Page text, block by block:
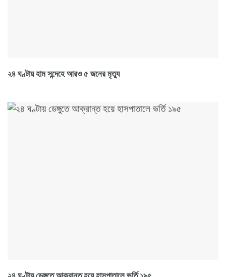
২৪ ঘণ্টায় হাম সন্দেহে আরও ৫ জনের মৃত্যু